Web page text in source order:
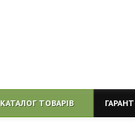
КАТАЛОГ ТОВАРІВ